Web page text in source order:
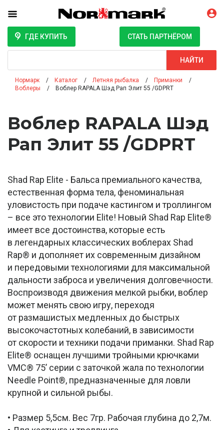
ГДЕ КУПИТЬ СТАТЬ ПАРТНЁРОМ
НАЙТИ
Нормарк Каталог Летняя рыбалка
Приманки
Воблеры
Воблер RAPALA Шэд Рап Элит 55 /GDPRT
Воблер RAPALA Шэд
Рап Элит 55 /GDPRT
Shad Rap Elite - Бальса премиального качества,
естественная форма тела, феноминальная
уловистость при подаче кастингом и троллингом
– все это технологии Elite! Новый Shad Rap Elite®
имеет все достоинства, которые есть
в легендарных классических воблерах Shad
Rap® и дополняет их современным дизайном
и передовыми технологиями для максимальной
дальности заброса и увеличения долговечности.
Воспроизводя движения мелкой рыбки, воблер
может менять свою игру, переходя
от размашистых медленных до быстрых
высокочастотных колебаний, в зависимости
от скорости и техники подачи приманки. Shad Rap
Elite® оснащен лучшими тройными крючками
VMC® 75’ серии с заточкой жала по технологии
Needle Point®, предназначенные для ловли
крупной и сильной рыбы.
• Размер 5,5см. Вес 7гр. Рабочая глубина до 2,7м.